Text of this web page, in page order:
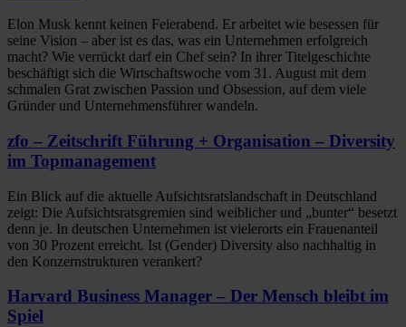
Elon Musk kennt keinen Feierabend. Er arbeitet wie besessen für
seine Vision – aber ist es das, was ein Unternehmen erfolgreich
macht? Wie verrückt darf ein Chef sein? In ihrer Titelgeschichte
beschäftigt sich die Wirtschaftswoche vom 31. August mit dem
schmalen Grat zwischen Passion und Obsession, auf dem viele
Gründer und Unternehmensführer wandeln.
zfo – Zeitschrift Führung + Organisation – Diversity
im Topmanagement
Ein Blick auf die aktuelle Aufsichtsratslandschaft in Deutschland
zeigt: Die Aufsichtsratsgremien sind weiblicher und „bunter“ besetzt
denn je. In deutschen Unternehmen ist vielerorts ein Frauenanteil
von 30 Prozent erreicht. Ist (Gender) Diversity also nachhaltig in
den Konzernstrukturen verankert?
Harvard Business Manager – Der Mensch bleibt im
Spiel